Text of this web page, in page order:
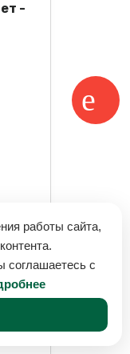
-
-
работы сайта,
соглашаетесь с